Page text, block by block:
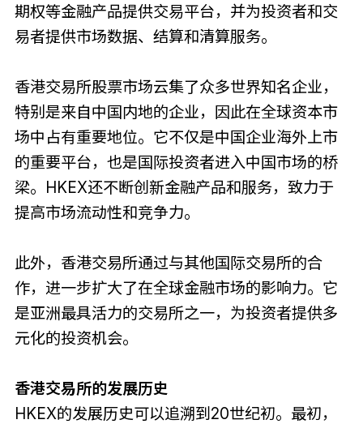
期权等金融产品提供交易平台，并为投资者和交
易者提供市场数据、结算和清算服务。
香港交易所股票市场云集了众多世界知名企业，
特别是来自中国内地的企业，因此在全球资本市
场中占有重要地位。它不仅是中国企业海外上市
的重要平台，也是国际投资者进入中国市场的桥
梁。HKEX还不断创新金融产品和服务，致力于
提高市场流动性和竞争力。
此外，香港交易所通过与其他国际交易所的合
作，进一步扩大了在全球金融市场的影响力。它
是亚洲最具活力的交易所之一，为投资者提供多
元化的投资机会。
香港交易所的发展历史
HKEX的发展历史可以追溯到20世纪初。最初，